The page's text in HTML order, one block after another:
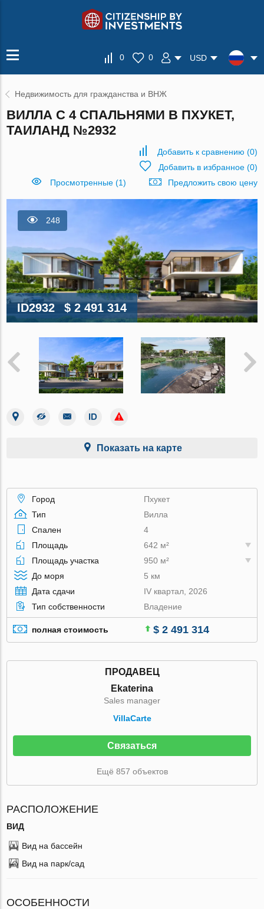
0 0 USD
Недвижимость для гражданства и ВНЖ
ВИЛЛА С 4 СПАЛЬНЯМИ В ПХУКЕТ,
ТАИЛАНД №2932
Добавить к сравнению (0)
Добавить в избранное(0)
Просмотренные (1)
Предложить свою цену
248
ID2932 $ 2 491 314
Показать на карте
Город
Пхукет
Тип
Вилла
Спален
4
Площадь
642 м²
Площадь участка
950 м²
До моря
5 км
Дата сдачи
IV квартал, 2026
Тип собственности
Владение
полная стоимость $ 2 491 314
ПРОДАВЕЦ
Ekaterina
Sales manager
VillaСarte
Связаться
Ещё 857 объектов
РАСПОЛОЖЕНИЕ
ВИД
Вид на бассейн
Вид на парк/сад
ОСОБЕННОСТИ